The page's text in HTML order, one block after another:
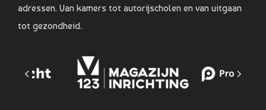
adressen. Van kamers tot autorijscholen en van uitgaan
tot gezondheid.